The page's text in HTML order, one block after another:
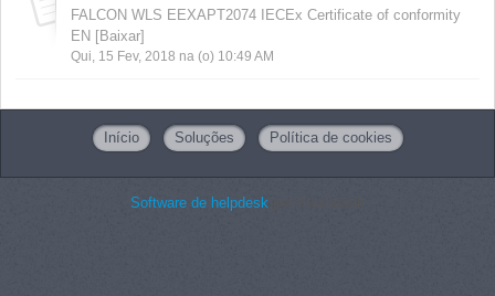
FALCON WLS EEXAPT2074 IECEx Certificate of conformity
EN [Baixar]
Qui, 15 Fev, 2018 na (o) 10:49 AM
Início Soluções Política de cookies
Software de helpdesk